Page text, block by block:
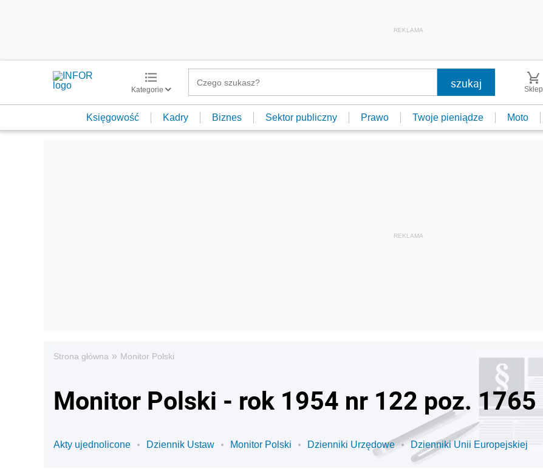
REKLAMA
Kategorie Sklep
Księgowość Kadry Biznes Sektor publiczny Prawo Twoje pieniądze Moto
Strona główna » Monitor Polski
Monitor Polski - rok 1954 nr 122 poz. 1765
Akty ujednolicone Dziennik Ustaw Monitor Polski Dzienniki Urzędowe Dzienniki Unii Europejskiej